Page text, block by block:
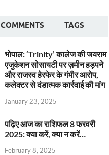
COMMENTS TAGS
भोपाल: ‘Trinity’ कालेज की जयराम
एजुकेशन सोसायटी पर ज़मीन हड़पने
और राजस्व हेरफेर के गंभीर आरोप,
कलेक्टर से दंडात्मक कार्रवाई की मांग
January 23, 2025
पढ़िए आज का राशिफल 8 फरवरी
2025: क्या करें, क्या न करें…
February 8, 2025